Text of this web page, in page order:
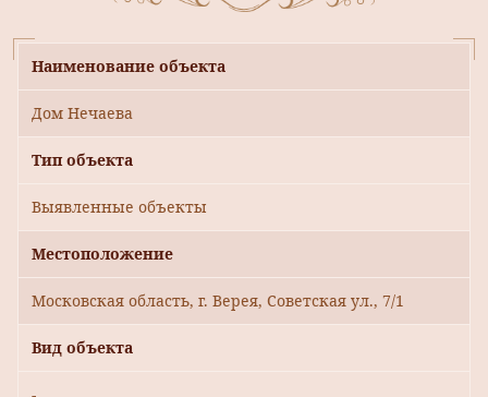
Наименование объекта
Дом Нечаева
Тип объекта
Выявленные объекты
Местоположение
Московская область, г. Верея, Советская ул., 7/1
Вид объекта